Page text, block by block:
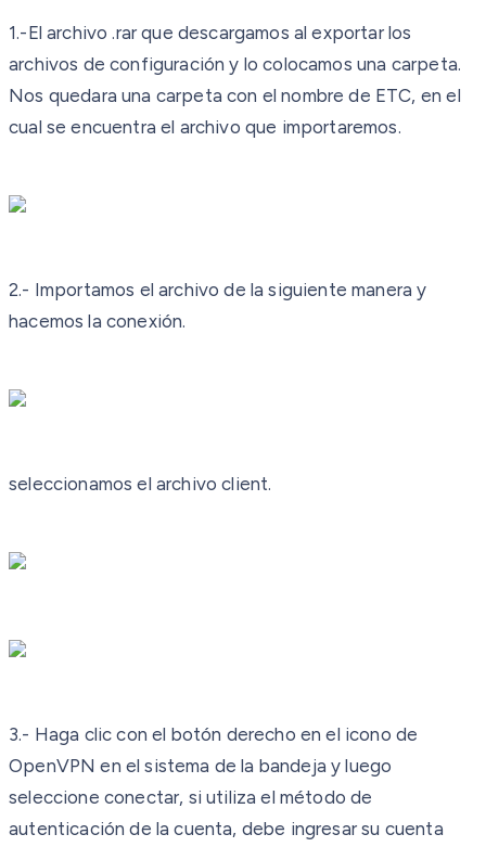
1.-El archivo .rar que descargamos al exportar los
archivos de configuración y lo colocamos una carpeta.
Nos quedara una carpeta con el nombre de ETC, en el
cual se encuentra el archivo que importaremos.
2.- Importamos el archivo de la siguiente manera y
hacemos la conexión.
seleccionamos el archivo client.
3.- Haga clic con el botón derecho en el icono de
OpenVPN en el sistema de la bandeja y luego
seleccione conectar, si utiliza el método de
autenticación de la cuenta, debe ingresar su cuenta